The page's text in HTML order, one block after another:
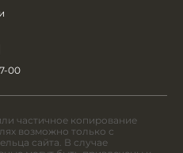
00
частичное копирование
возможно только с
сайта. В случае